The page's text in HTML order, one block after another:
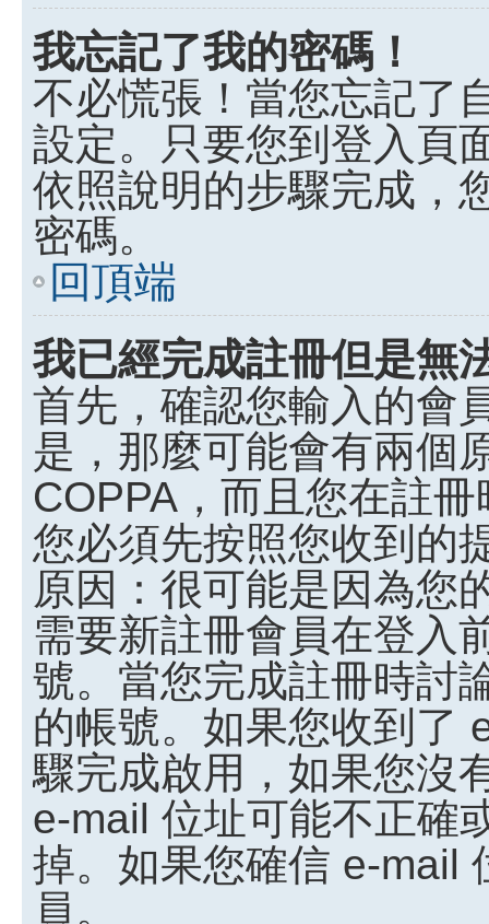
我忘記了我的密碼！
不必慌張！當您忘記了
設定。只要您到登入頁
依照說明的步驟完成，
密碼。
回頂端
我已經完成註冊但是無
首先，確認您輸入的會
是，那麼可能會有兩個
COPPA，而且您在註
您必須先按照您收到的
原因：很可能是因為您
需要新註冊會員在登入
號。當您完成註冊時討
的帳號。如果您收到了
驟完成啟用，如果您沒
e-mail 位址可能不正確
掉。如果您確信 e-mail
員。